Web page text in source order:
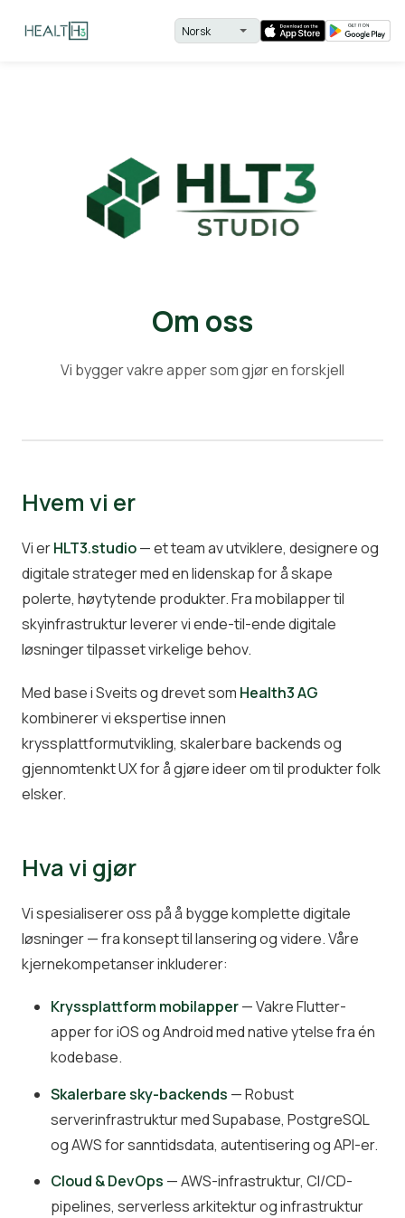
Om oss
Vi bygger vakre apper som gjør en forskjell
Hvem vi er
Vi erHLT3.studio— et team av utviklere, designere og
digitale strateger med en lidenskap for å skape
polerte, høytytende produkter. Fra mobilapper til
skyinfrastruktur leverer vi ende-til-ende digitale
løsninger tilpasset virkelige behov.
Med base i Sveits og drevet som Health3 AG
kombinerer vi ekspertise innen
kryssplattformutvikling, skalerbare backends og
gjennomtenkt UX for å gjøre ideer om til produkter folk
elsker.
Hva vi gjør
Vi spesialiserer oss på å bygge komplette digitale
løsninger — fra konsept til lansering og videre. Våre
kjernekompetanser inkluderer:
Kryssplattform mobilapper— Vakre Flutter-
apper for iOS og Android med native ytelse fra én
kodebase.
Skalerbare sky-backends — Robust
serverinfrastruktur med Supabase, PostgreSQL
og AWS for sanntidsdata, autentisering og API-er.
Cloud & DevOps — AWS-infrastruktur, CI/CD-
pipelines, serverless arkitektur og infrastruktur